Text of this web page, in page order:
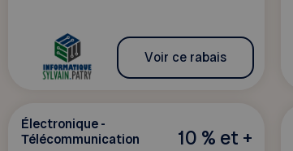
Voir ce rabais
10 % et +
Électronique -
Télécommunication